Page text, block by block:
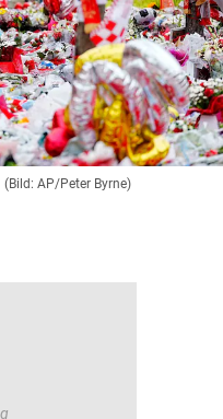
(Bild: AP/Peter Byrne)